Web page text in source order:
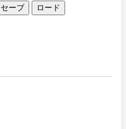
セーブ ロード